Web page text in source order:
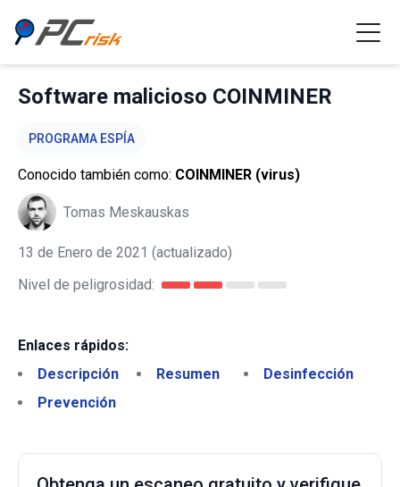
Software malicioso COINMINER
PROGRAMA ESPÍA
Conocido también como: COINMINER (virus)
Tomas Meskauskas
13 de Enero de 2021 (actualizado)
Nivel de peligrosidad:
Enlaces rápidos:
Descripción
Resumen
Desinfección
Prevención